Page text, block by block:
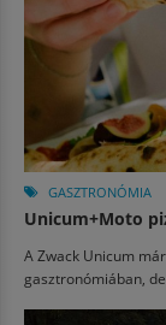
GASZTRONÓMIA
Unicum+Moto
A Zwack Unicum
gasztronómiában,